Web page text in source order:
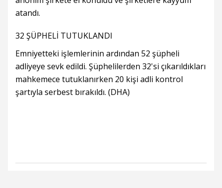
atandı.
32 ŞÜPHELİ TUTUKLANDI
Emniyetteki işlemlerinin ardından 52 şüpheli
adliyeye sevk edildi. Şüphelilerden 32'si çıkarıldıkları
mahkemece tutuklanırken 20 kişi adli kontrol
şartıyla serbest bırakıldı. (DHA)